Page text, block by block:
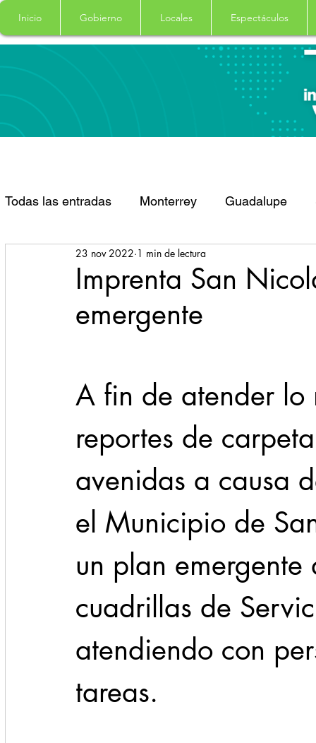
Inicio Gobierno Locales Espectáculos
Todas las entradas Monterrey Guadalupe
Santa Catarina San Pedro Garza Garcia
Espectaculos Clima Principal
1 enero 31abr
Imprenta San
emergente
23 nov 2022 1 min de lectura
A fin de atender
reportes de
avenidas a causa
el Municipio de
un plan
cuadrillas de
atendiendo con
tareas.